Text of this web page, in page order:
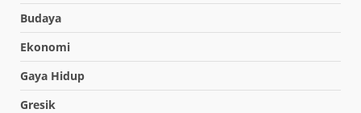
Budaya
Ekonomi
Gaya Hidup
Gresik